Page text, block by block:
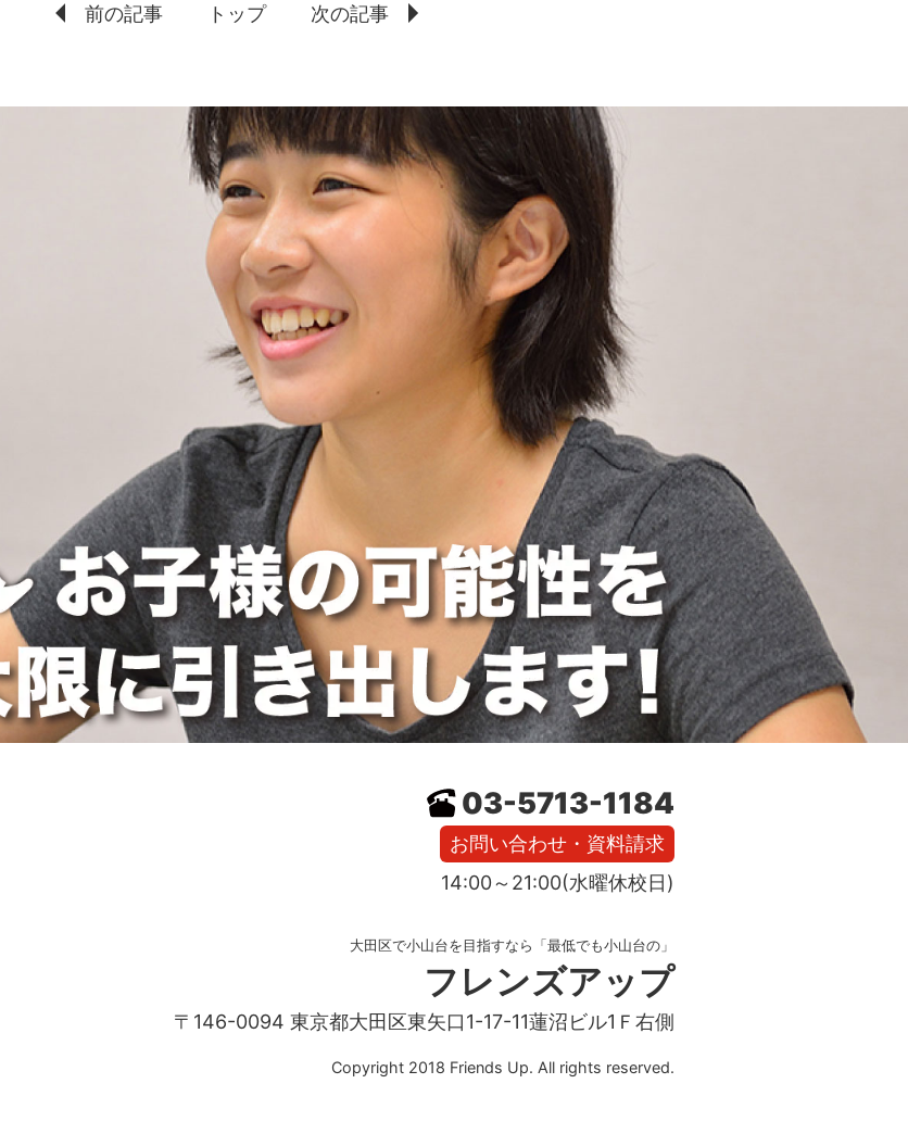
前の記事 トップ 次の記事
03-5713-1184
お問い合わせ・資料請求
14:00～21:00(水曜休校日)
大田区で小山台を目指すなら「最低でも小山台の」
フレンズアップ
〒146-0094 東京都大田区東矢口1-17-11蓮沼ビル1Ｆ右側
Copyright 2018 Friends Up. All rights reserved.